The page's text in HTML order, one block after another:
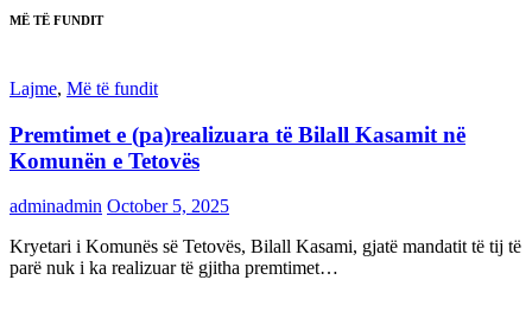
MË TË FUNDIT
Lajme, Më të fundit
Premtimet e (pa)realizuara të Bilall Kasamit në
Komunën e Tetovës
adminadmin October 5, 2025
Kryetari i Komunës së Tetovës, Bilall Kasami, gjatë mandatit të tij të
parë nuk i ka realizuar të gjitha premtimet…